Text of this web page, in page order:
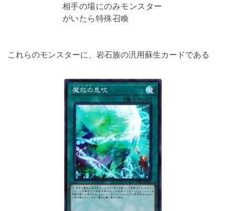
相手の場にのみモンスター
がいたら特殊召喚
これらのモンスターに、岩石族の汎用蘇生カードである